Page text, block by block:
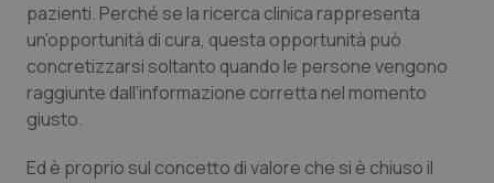
pazienti. Perché se la ricerca clinica rappresenta
un’opportunità di cura, questa opportunità può
concretizzarsi soltanto quando le persone vengono
raggiunte dall’informazione corretta nel momento
giusto.
Ed è proprio sul concetto di valore che si è chiuso il
CookieScriptConsent
CookieScript
www.quotidianosanita.it